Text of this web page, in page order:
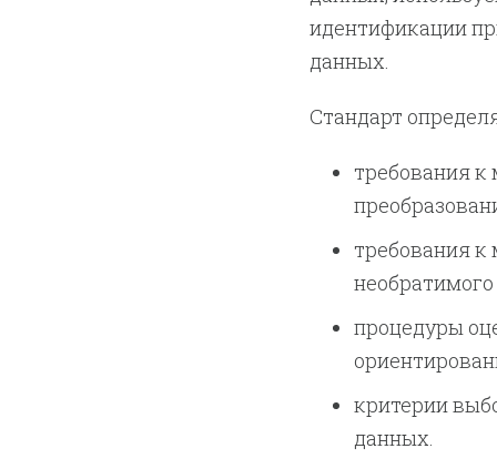
идентификации
данных.
Стандарт
требования к
требования к
процедуры
критерии
данных.